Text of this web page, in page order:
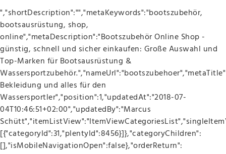
","shortDescription":"","metaKeywords":"bootszubehör,
bootsausrüstung, shop,
online","metaDescription":"Bootszubehör Online Shop -
günstig, schnell und sicher einkaufen: Große Auswahl und
Top-Marken für Bootsausrüstung &
Bekleidung und alles für den
Wassersportler","position":1,"updatedAt":"2018-07-
04T10:46:51+02:00","updatedBy":"Marcus
[{"categoryId":31,"plentyId":8456}]},"categoryChildren":
[],"isMobileNavigationOpen":false},"orderReturn":